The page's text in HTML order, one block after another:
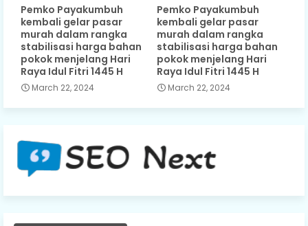
Pemko Payakumbuh
kembali gelar pasar
murah dalam rangka
stabilisasi harga bahan
pokok menjelang Hari
Raya Idul Fitri 1445 H
March 22, 2024
Pemko Payakumbuh
kembali gelar pasar
murah dalam rangka
stabilisasi harga bahan
pokok menjelang Hari
Raya Idul Fitri 1445 H
March 22, 2024